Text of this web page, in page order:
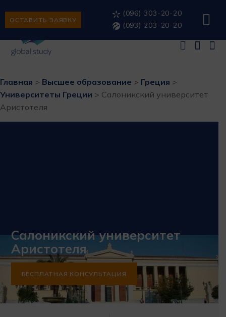
ОСТАВИТЬ ЗАЯВКУ
(096) 303-20-20
(093) 203-20-20
Главная > Высшее образование > Греция >
Университеты Греции > Салоникский университет
Аристотеля
Салоникский университет
Аристотеля
БЕСПЛАТНАЯ КОНСУЛЬТАЦИЯ